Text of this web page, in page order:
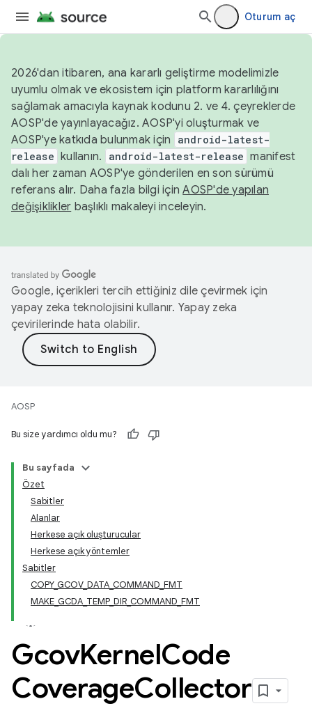
Oturum aç
2026'dan itibaren, ana kararlı geliştirme modelimizle
uyumlu olmak ve ekosistem için platform kararlılığını
sağlamak amacıyla kaynak kodunu 2. ve 4. çeyreklerde
AOSP'de yayınlayacağız. AOSP'yi oluşturmak ve
AOSP'ye katkıda bulunmak için
android-latest-
release kullanın. android-latest-release manifest
dalı her zaman AOSP'ye gönderilen en son sürümü
referans alır. Daha fazla bilgi içinAOSP'de yapılan
değişiklikler başlıklı makaleyi inceleyin.
Google, içerikleri tercih ettiğiniz dile çevirmek için
yapay zeka teknolojisini kullanır. Yapay zeka
çevirilerinde hata olabilir.
AOSP
Bu size yardımcı oldu mu?
Bu sayfada
Özet
Sabitler
Alanlar
Herkese açık oluşturucular
Herkese açık yöntemler
Sabitler
COPY_GCOV_DATA_COMMAND_FMT
MAKE_GCDA_TEMP_DIR_COMMAND_FMT
GcovKernelCode
CoverageCollector